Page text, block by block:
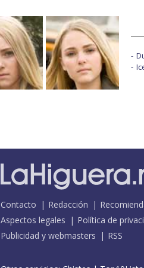
Contacto Redacción
Aspectos legales
Política de
Publicidad y webmasters
RSS